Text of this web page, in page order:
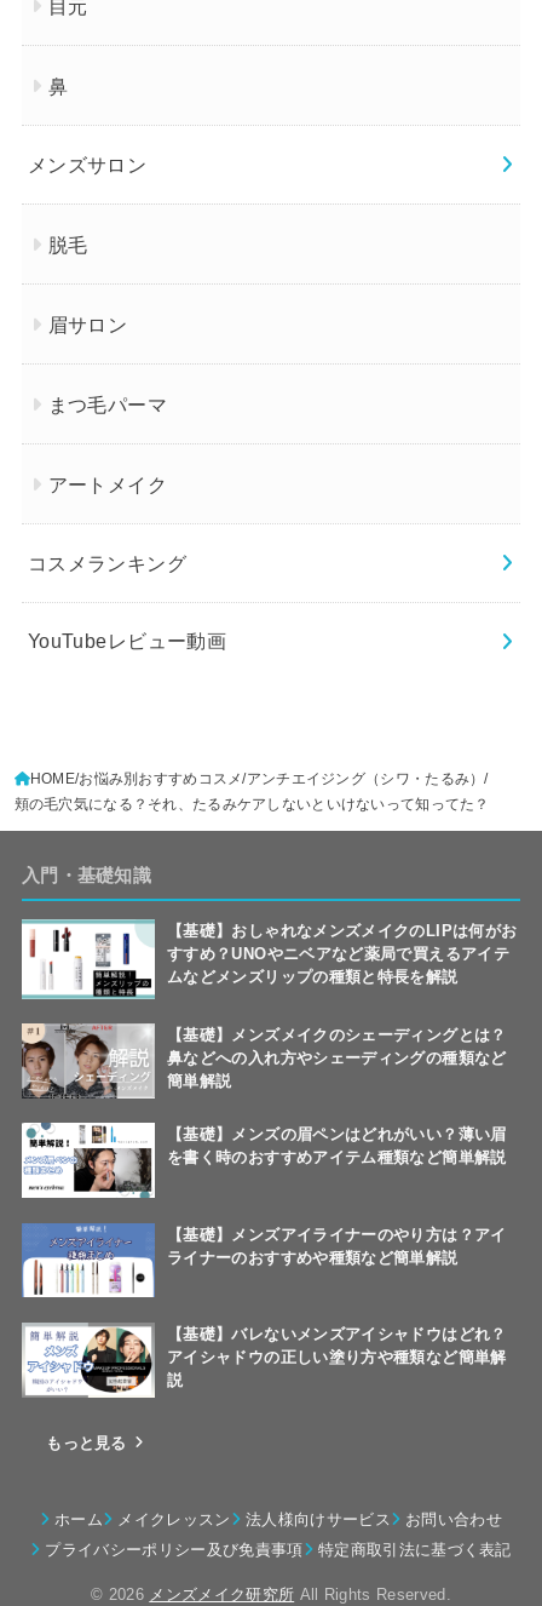
目元
鼻
メンズサロン
脱毛
眉サロン
まつ毛パーマ
アートメイク
コスメランキング
YouTubeレビュー動画
HOME お悩み別おすすめコスメ アンチエイジング（シワ・たるみ）
頬の毛穴気になる？それ、たるみケアしないといけないって知ってた？
入門・基礎知識
【基礎】おしゃれなメンズメイクのLIPは何がお
すすめ？UNOやニベアなど薬局で買えるアイテ
ムなどメンズリップの種類と特長を解説
【基礎】メンズメイクのシェーディングとは？
鼻などへの入れ方やシェーディングの種類など
簡単解説
【基礎】メンズの眉ペンはどれがいい？薄い眉
を書く時のおすすめアイテム種類など簡単解説
【基礎】メンズアイライナーのやり方は？アイ
ライナーのおすすめや種類など簡単解説
【基礎】バレないメンズアイシャドウはどれ？
アイシャドウの正しい塗り方や種類など簡単解
説
もっと見る
ホーム メイクレッスン 法人様向けサービス
お問い合わせ
プライバシーポリシー及び免責事項
特定商取引法に基づく表記
© 2026 メンズメイク研究所 All Rights Reserved.